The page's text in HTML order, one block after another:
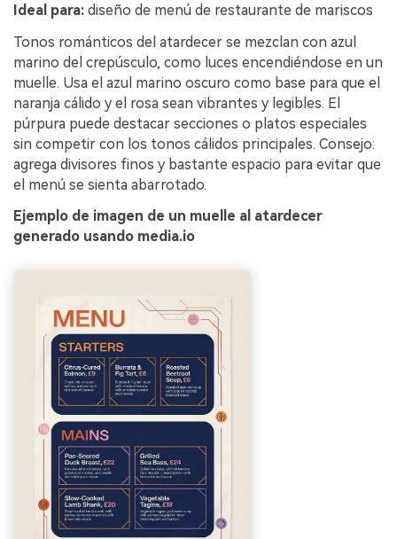
Ideal para: diseño de menú de restaurante de mariscos
Tonos románticos del atardecer se mezclan con azul
marino del crepúsculo, como luces encendiéndose en un
muelle. Usa el azul marino oscuro como base para que el
naranja cálido y el rosa sean vibrantes y legibles. El
púrpura puede destacar secciones o platos especiales
sin competir con los tonos cálidos principales. Consejo:
agrega divisores finos y bastante espacio para evitar que
el menú se sienta abarrotado.
Ejemplo de imagen de un muelle al atardecer
generado usando media.io